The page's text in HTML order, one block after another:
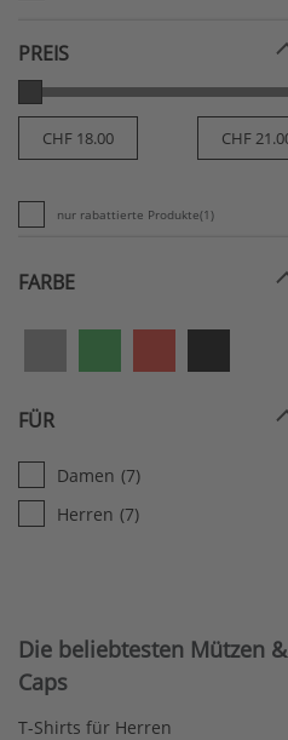
PREIS
nur rabattierte Produkte(1)
FARBE
FÜR
Damen (7)
Herren (7)
Die beliebtesten Mützen &
Caps
T-Shirts für Herren